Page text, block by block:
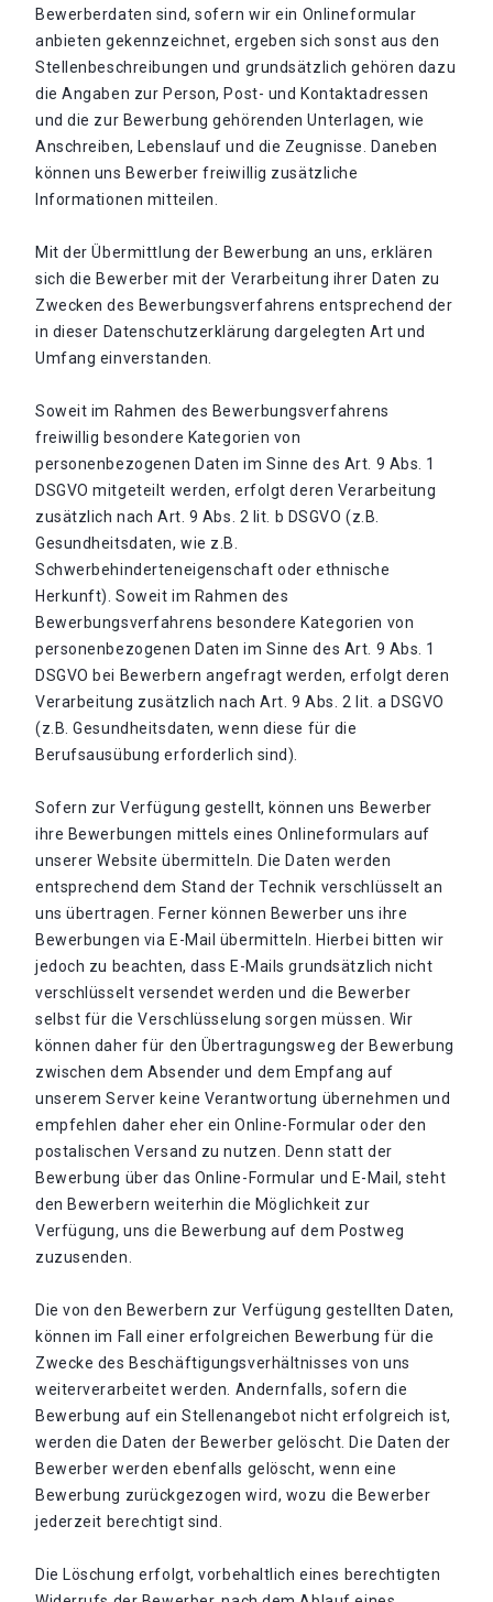
Bewerberdaten sind, sofern wir ein Onlineformular
anbieten gekennzeichnet, ergeben sich sonst aus den
Stellenbeschreibungen und grundsätzlich gehören dazu
die Angaben zur Person, Post- und Kontaktadressen
und die zur Bewerbung gehörenden Unterlagen, wie
Anschreiben, Lebenslauf und die Zeugnisse. Daneben
können uns Bewerber freiwillig zusätzliche
Informationen mitteilen.
Mit der Übermittlung der Bewerbung an uns, erklären
sich die Bewerber mit der Verarbeitung ihrer Daten zu
Zwecken des Bewerbungsverfahrens entsprechend der
in dieser Datenschutzerklärung dargelegten Art und
Umfang einverstanden.
Soweit im Rahmen des Bewerbungsverfahrens
freiwillig besondere Kategorien von
personenbezogenen Daten im Sinne des Art. 9 Abs. 1
DSGVO mitgeteilt werden, erfolgt deren Verarbeitung
zusätzlich nach Art. 9 Abs. 2 lit. b DSGVO (z.B.
Gesundheitsdaten, wie z.B.
Schwerbehinderteneigenschaft oder ethnische
Herkunft). Soweit im Rahmen des
Bewerbungsverfahrens besondere Kategorien von
personenbezogenen Daten im Sinne des Art. 9 Abs. 1
DSGVO bei Bewerbern angefragt werden, erfolgt deren
Verarbeitung zusätzlich nach Art. 9 Abs. 2 lit. a DSGVO
(z.B. Gesundheitsdaten, wenn diese für die
Berufsausübung erforderlich sind).
Sofern zur Verfügung gestellt, können uns Bewerber
ihre Bewerbungen mittels eines Onlineformulars auf
unserer Website übermitteln. Die Daten werden
entsprechend dem Stand der Technik verschlüsselt an
uns übertragen. Ferner können Bewerber uns ihre
Bewerbungen via E-Mail übermitteln. Hierbei bitten wir
jedoch zu beachten, dass E-Mails grundsätzlich nicht
verschlüsselt versendet werden und die Bewerber
selbst für die Verschlüsselung sorgen müssen. Wir
können daher für den Übertragungsweg der Bewerbung
zwischen dem Absender und dem Empfang auf
unserem Server keine Verantwortung übernehmen und
empfehlen daher eher ein Online-Formular oder den
postalischen Versand zu nutzen. Denn statt der
Bewerbung über das Online-Formular und E-Mail, steht
den Bewerbern weiterhin die Möglichkeit zur
Verfügung, uns die Bewerbung auf dem Postweg
zuzusenden.
Die von den Bewerbern zur Verfügung gestellten Daten,
können im Fall einer erfolgreichen Bewerbung für die
Zwecke des Beschäftigungsverhältnisses von uns
weiterverarbeitet werden. Andernfalls, sofern die
Bewerbung auf ein Stellenangebot nicht erfolgreich ist,
werden die Daten der Bewerber gelöscht. Die Daten der
Bewerber werden ebenfalls gelöscht, wenn eine
Bewerbung zurückgezogen wird, wozu die Bewerber
jederzeit berechtigt sind.
Die Löschung erfolgt, vorbehaltlich eines berechtigten